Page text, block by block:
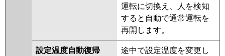
運転に切換え、人を検知
すると自動で通常運転を
再開します。
設定温度自動復帰
途中で設定温度を変更し